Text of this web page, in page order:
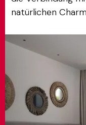
natürlichen